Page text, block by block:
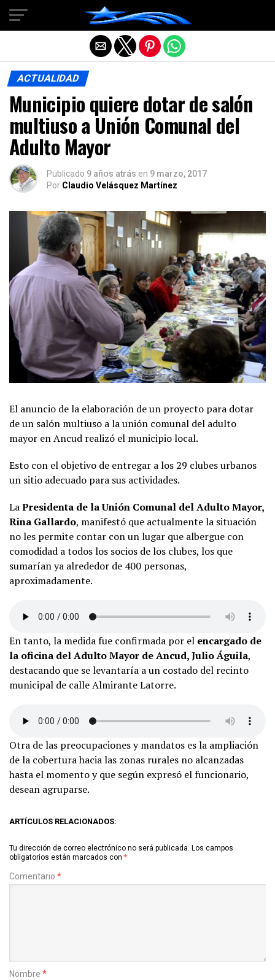
ACTUALIDAD
Municipio quiere dotar de salón
multiuso a Unión Comunal del
Adulto Mayor
Publicado 9 años atrás en 9 marzo, 2017
Por Claudio Velásquez Martínez
El anuncio de la elaboración de un proyecto para dotar
de un salón multiuso a la unión comunal del adulto
mayor en Ancud realizó el municipio local.
Esto con el objetivo de entregar a los 29 clubes urbanos
un sitio adecuado para sus actividades.
LaPresidenta de la Unión Comunal del Adulto Mayor,
Rina Gallardo, manifestó que actualmente la situación
no les permite contar con un lugar que albergue con
comodidad a todos los socios de los clubes, los que
sumarían ya alrededor de 400 personas,
aproximadamente.
En tanto, la medida fue confirmada por el encargado de
la oficina del Adulto Mayor de Ancud, Julio Águila,
destacando que se levantaría a un costado del recinto
municipal de calle Almirante Latorre.
Otra de las preocupaciones y mandatos es la ampliación
de la cobertura hacia las zonas rurales no alcanzadas
hasta el momento y que según expresó el funcionario,
desean agruparse.
ARTÍCULOS RELACIONADOS:
Tu dirección de correo electrónico no será publicada. Los campos
obligatorios están marcados con *
Comentario *
Nombre *
Salir de la versión móvil